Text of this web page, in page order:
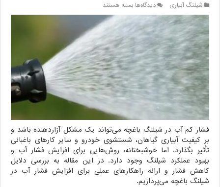
شیلنگ آبیاری دیدگاه‌هابرای
چگونه
فشار
آب
را
در
شیلنگ
باغچه
خود
افزایش
دهیم؟
راهکارها
نکات
کاربردی
بسته هستند
فشار کم آب در شیلنگ باغچه می‌تواند یک مشکل آزاردهنده باشد و
بر کیفیت آبیاری گیاهان، شستشوی خودرو و سایر کارهای باغبانی
تأثیر بگذارد. اما خوشبختانه، روش‌هایی برای افزایش فشار آب و
بهبود عملکرد شیلنگ وجود دارد. در این مقاله به بررسی دلایل
کاهش فشار و ارائه راهکارهای عملی برای افزایش فشار آب در
شیلنگ باغچه می‌پردازیم.